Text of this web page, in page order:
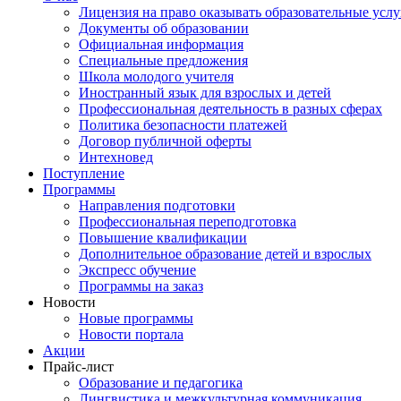
Лицензия на право оказывать образовательные
Документы об образовании
Официальная информация
Специальные предложения
Школа молодого учителя
Иностранный язык для взрослых и детей
Профессиональная деятельность в разных сферах
Политика безопасности платежей
Договор публичной оферты
Интехновед
Поступление
Программы
Направления подготовки
Профессиональная переподготовка
Повышение квалификации
Дополнительное образование детей и взрослых
Экспресс обучение
Программы на заказ
Новости
Новые программы
Новости портала
Акции
Прайс-лист
Образование и педагогика